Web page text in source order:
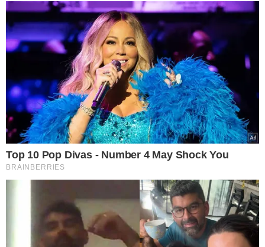
do suspeito, medida que foi deferida pelo Poder
Judiciário. Após a captura, ele foi interrogado e, em
seguida, encaminhado ao sistema prisional, onde
permanecerá à disposição da Justiça.